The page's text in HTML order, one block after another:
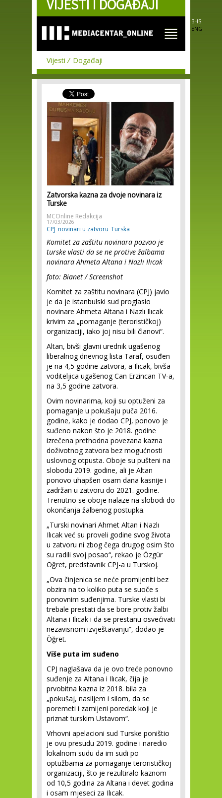
Skip to
main
VIJESTI I DOGAĐAJI
BHS
ENG
Vijesti Događaji
Zatvorska kazna za dvoje novinara iz
Turske
MCOnline Redakcija
17/03/2026
CPJ novinari u zatvoru Turska
Komitet za zaštitu novinara pozvao je
turske vlasti da se ne protive žalbama
novinara Ahmeta Altana i Nazlı Ilıcak
foto: Bianet / Screenshot
Komitet za zaštitu novinara (CPJ) javio
je da je istanbulski sud proglasio
novinare Ahmeta Altana i Nazlı Ilıcak
krivim za „pomaganje (terorističkoj)
organizaciji, iako joj nisu bili članovi“.
Altan, bivši glavni urednik ugašenog
liberalnog dnevnog lista Taraf, osuđen
je na 4,5 godine zatvora, a Ilıcak, bivša
voditeljica ugašenog Can Erzincan TV-a,
na 3,5 godine zatvora.
Ovim novinarima, koji su optuženi za
pomaganje u pokušaju puča 2016.
godine, kako je dodao CPJ, ponovo je
suđeno nakon što je 2018. godine
izrečena prethodna povezana kazna
doživotnog zatvora bez mogućnosti
uslovnog otpusta. Oboje su pušteni na
slobodu 2019. godine, ali je Altan
ponovo uhapšen osam dana kasnije i
zadržan u zatvoru do 2021. godine.
Trenutno se oboje nalaze na slobodi do
okončanja žalbenog postupka.
„Turski novinari Ahmet Altan i Nazlı
Ilıcak već su proveli godine svog života
u zatvoru ni zbog čega drugog osim što
su radili svoj posao“, rekao je Özgür
Öğret, predstavnik CPJ-a u Turskoj.
„Ova činjenica se neće promijeniti bez
obzira na to koliko puta se suoče s
ponovnim suđenjima. Turske vlasti bi
trebale prestati da se bore protiv žalbi
Altana i Ilıcak i da se prestanu osvećivati
​​nezavisnom izvještavanju“, dodao je
Öğret.
Više puta im suđeno
CPJ naglašava da je ovo treće ponovno
suđenje za Altana i Ilıcak, čija je
prvobitna kazna iz 2018. bila za
„pokušaj, nasiljem i silom, da se
poremeti i zamijeni poredak koji je
priznat turskim Ustavom“.
Vrhovni apelacioni sud Turske poništio
je ovu presudu 2019. godine i naredio
lokalnom sudu da im sudi po
optužbama za pomaganje terorističkoj
organizaciji, što je rezultiralo kaznom
od 10,5 godina za Altana i devet godina
i osam mjeseci za Ilıcak.